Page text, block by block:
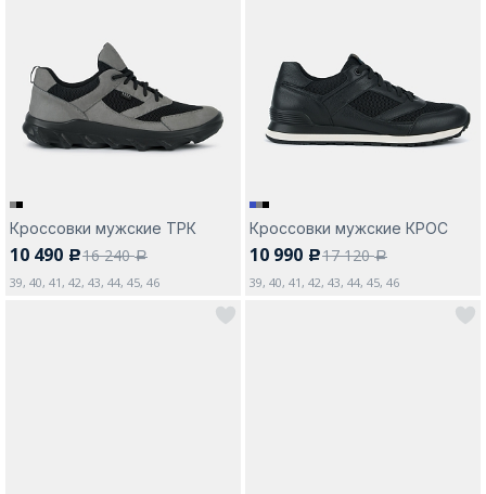
Кроссовки мужские ТРК
10 490 c16 240a
39, 40, 41, 42, 43, 44, 45, 46
Кроссовки мужские КРОС
10 990 c17 120a
39, 40, 41, 42, 43, 44, 45, 46